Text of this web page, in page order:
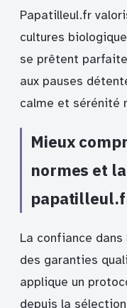
Papatilleul.fr
cultures
se prêtent
aux pauses
calme et sérénité
Mieux
normes et
La confiance
des garanties
applique un
depuis la